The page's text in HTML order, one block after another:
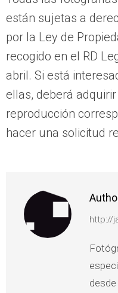
están sujetas a
por la Ley de
recogido en el RD
abril. Si está
ellas, deberá
reproducción
hacer una solicitud
http://